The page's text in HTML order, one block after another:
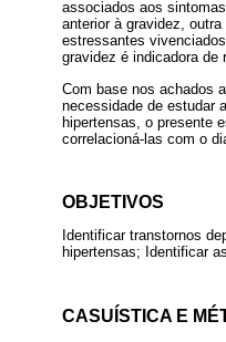
associados aos
anterior à gravidez,
estressantes
gravidez é indicadora de
Com base nos achados
necessidade de estudar
hipertensas, o presente
correlacioná-las com o
OBJETIVOS
Identificar transtornos
hipertensas; Identificar
CASUÍSTICA E